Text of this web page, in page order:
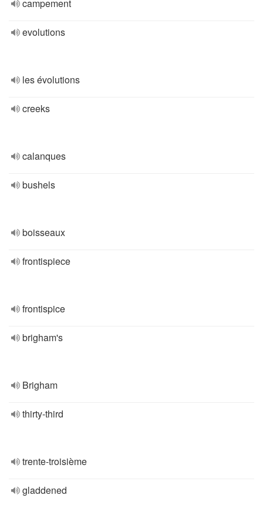
campement
evolutions
les évolutions
creeks
calanques
bushels
boisseaux
frontispiece
frontispice
brigham's
Brigham
thirty-third
trente-troisième
gladdened